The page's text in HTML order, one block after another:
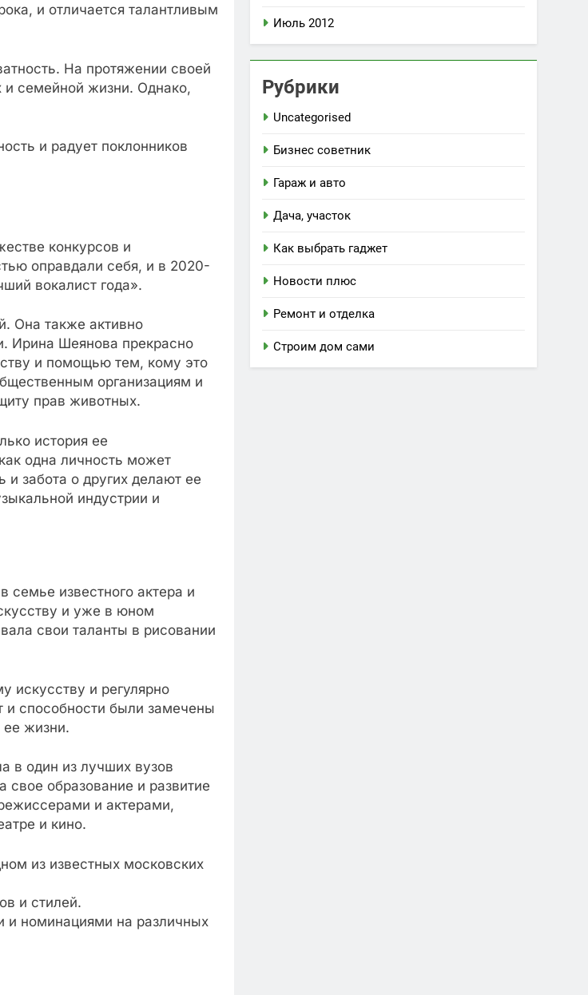
и отличается талантливым
На протяжении своей
и семейной жизни. Однако,
и радует поклонников
конкурсов и
оправдали себя, и в 2020-
вокалист года».
Она также активно
Ирина Шеянова прекрасно
и помощью тем, кому это
организациям и
прав животных.
история ее
одна личность может
и забота о других делают ее
индустрии и
семье известного актера и
и уже в юном
свои таланты в рисовании
искусству и регулярно
и способности были замечены
ее жизни.
в один из лучших вузов
свое образование и развитие
и актерами,
и кино.
из известных московских
и стилей.
и номинациями на различных
Июль 2012
Рубрики
Uncategorised
Бизнес советник
Гараж и авто
Дача, участок
Как выбрать гаджет
Новости плюс
Ремонт и отделка
Строим дом сами